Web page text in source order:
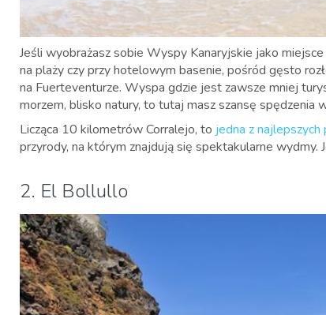
Jeśli wyobrażasz sobie Wyspy Kanaryjskie jako
na plaży czy przy hotelowym basenie, pośród gęsto
na Fuerteventurze. Wyspa gdzie jest zawsze mniej
morzem, blisko natury, to tutaj masz szansę spędzenia
Licząca 10 kilometrów Corralejo, to jedna z
przyrody, na którym znajdują się spektakularne
2. El Bollullo